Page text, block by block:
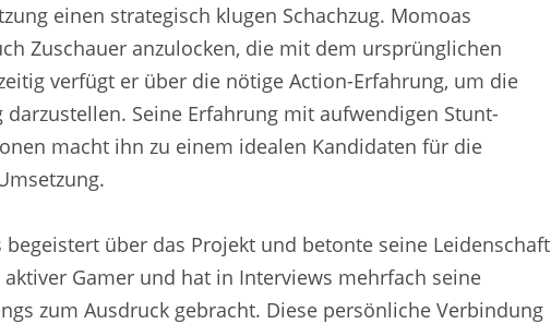
einen strategisch klugen Schachzug. Momoas
Zuschauer anzulocken, die mit dem ursprünglichen
verfügt er über die nötige Action-Erfahrung, um die
Seine Erfahrung mit aufwendigen Stunt-
macht ihn zu einem idealen Kandidaten für die
über das Projekt und betonte seine Leidenschaft
Gamer und hat in Interviews mehrfach seine
zum Ausdruck gebracht. Diese persönliche Verbindung